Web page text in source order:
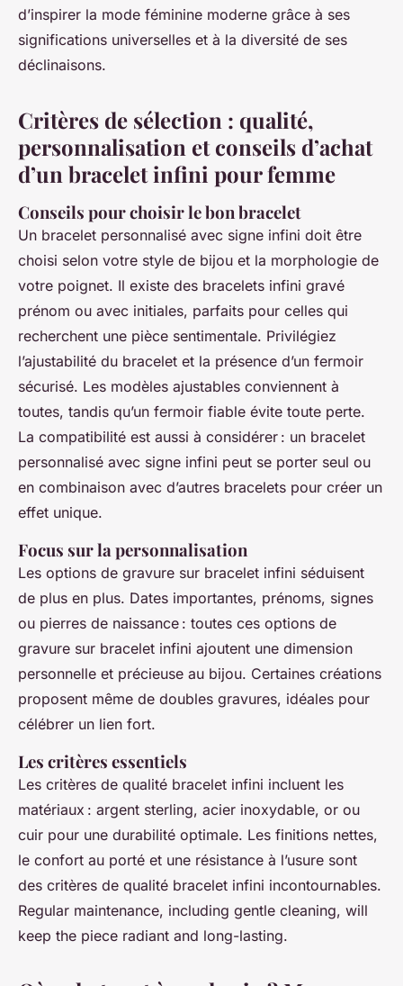
d’inspirer la mode féminine moderne grâce à ses
significations universelles et à la diversité de ses
déclinaisons.
Critères de sélection : qualité,
personnalisation et conseils d’achat
d’un bracelet infini pour femme
Conseils pour choisir le bon bracelet
Un bracelet personnalisé avec signe infini doit être
choisi selon votre style de bijou et la morphologie de
votre poignet. Il existe des bracelets infini gravé
prénom ou avec initiales, parfaits pour celles qui
recherchent une pièce sentimentale. Privilégiez
l’ajustabilité du bracelet et la présence d’un fermoir
sécurisé. Les modèles ajustables conviennent à
toutes, tandis qu’un fermoir fiable évite toute perte.
La compatibilité est aussi à considérer : un bracelet
personnalisé avec signe infini peut se porter seul ou
en combinaison avec d’autres bracelets pour créer un
effet unique.
Focus sur la personnalisation
Les options de gravure sur bracelet infini séduisent
de plus en plus. Dates importantes, prénoms, signes
ou pierres de naissance : toutes ces options de
gravure sur bracelet infini ajoutent une dimension
personnelle et précieuse au bijou. Certaines créations
proposent même de doubles gravures, idéales pour
célébrer un lien fort.
Les critères essentiels
Les critères de qualité bracelet infini incluent les
matériaux : argent sterling, acier inoxydable, or ou
cuir pour une durabilité optimale. Les finitions nettes,
le confort au porté et une résistance à l’usure sont
des critères de qualité bracelet infini incontournables.
Regular maintenance, including gentle cleaning, will
keep the piece radiant and long-lasting.